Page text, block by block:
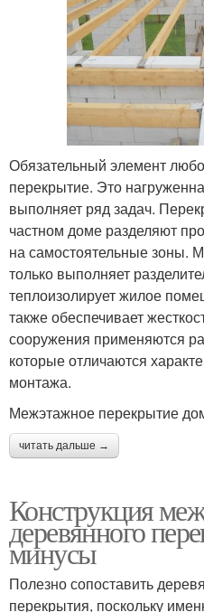
Обязательный элемент
перекрытие. Это
выполняет ряд задач.
частном доме разделяют
на самостоятельные зоны.
только выполняет
теплоизолирует жилое
также обеспечивает
сооружения применяются
которые отличаются
монтажа.
Межэтажное перекрытие
читать дальше →
Конструкция
деревянного
минусы
Полезно сопоставить
перекрытия, поскольку